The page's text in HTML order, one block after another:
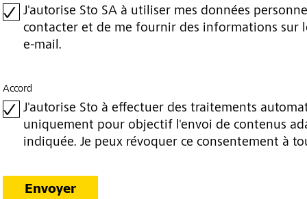
J'autorise Sto SA à utiliser mes données
contacter et de me fournir des informations sur
e-mail.
Accord
J'autorise Sto à effectuer des traitements
uniquement pour objectif l'envoi de contenus
indiquée. Je peux révoquer ce consentement à
Envoyer